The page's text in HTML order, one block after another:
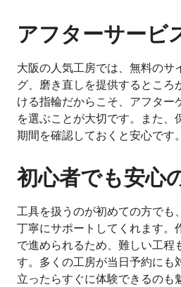
アフターサービ
大阪の人気工房では、無料のサ
グ、磨き直しを提供するところ
ける指輪だからこそ、アフター
を選ぶことが大切です。また、
期間を確認しておくと安心です。
初心者でも安心
工具を扱うのが初めての方でも
丁寧にサポートしてくれます。
で進められるため、難しい工程
す。多くの工房が当日予約にも
立ったらすぐに体験できるのも